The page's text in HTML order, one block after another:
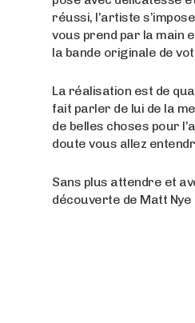
réussi, l’artiste
vous prend par la main
la bande originale de
La réalisation est de
fait parler de lui de la
de belles choses pour
doute vous allez
Sans plus attendre et
découverte de Matt Nye